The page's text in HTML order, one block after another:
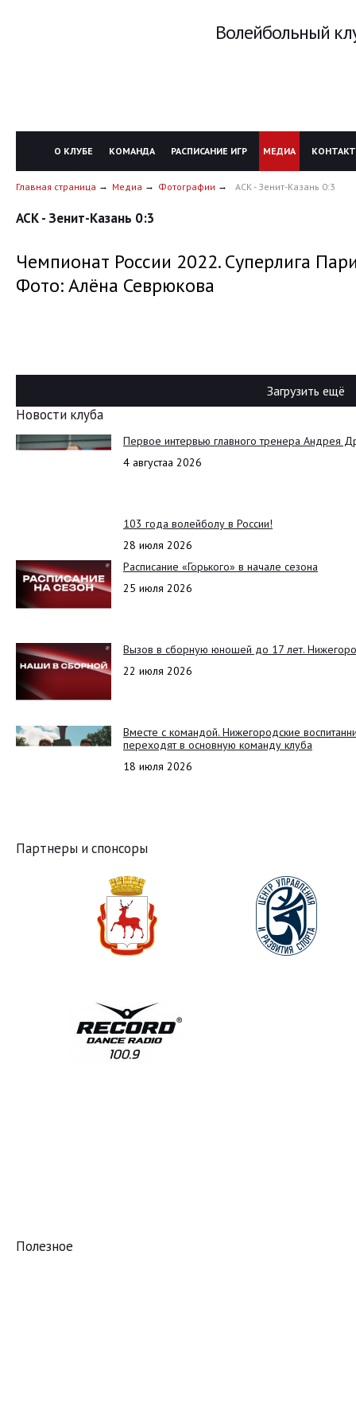
Волейбольный
О КЛУБЕ КОМАНДА РАСПИСАНИЕ ИГР МЕДИА
Главная страница Медиа Фотографии АСК - Зенит-Казань 0:3
АСК - Зенит-Казань 0:3
Чемпионат России 2022. Суперлига
Фото: Алёна Севрюкова
Загрузить ещё
Новости клуба
Первое интервью главного тренера Андрея
4 августаа 2026
103 года волейболу в России!
28 июля 2026
Расписание «Горького» в начале сезона
25 июля 2026
Вызов в сборную юношей до 17 лет.
22 июля 2026
Вместе с командой. Нижегородские
переходят в основную команду клуба
18 июля 2026
Партнеры и спонсоры
Полезное